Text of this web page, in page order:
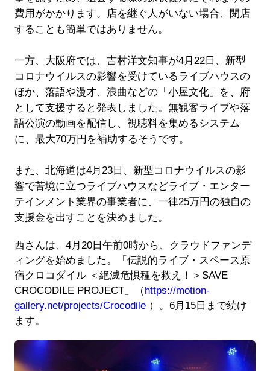
費用がかかります。店を継ぐ人がいない場合、閉店
することも簡単ではありません。
一方、大阪府では、吉村洋文知事が4月22日、新型
コロナウイルスの影響を受けているライブハウスの
ほか、落語や漫才、浪曲などの「小屋文化」を、府
として支援すると発表しました。無観客ライブや落
語公演の動画を配信し、視聴料を集めるシステム
に、最大70万円を補助するそうです。
また、北海道は4月23日、新型コロナウイルスの影
響で苦境に立つライブハウスなどライブ・エンター
テインメント業界の事業者に、一律25万円の独自の
支援金を出すことを決めました。
西さんは、4月20日午前0時から、クラウドファンデ
ィングを始めました。「伝説的ライブ・スペース原
宿クロコダイル ＜絶滅危惧種を救え！＞SAVE
CROCODILE PROJECT」（https://motion-
gallery.net/projects/Crocodile）。6月15日まで続け
ます。